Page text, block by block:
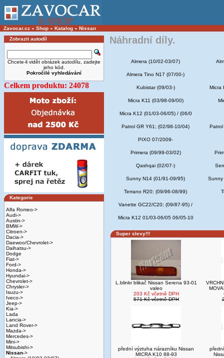
Zavocar.cz » Shop » Katalog » Nissan
Zobrazit autodíl
Chcete-li vidět obrázek autodílu, zadejte
jeho kód.
Pokročilé vyhledávání
Celkem produktu: 24078
Kategorie
Alfa Romeo->
Audi->
Austin->
BMW->
Citroen->
Dacia->
Daewoo/Chevrolet->
Daihatsu->
Dodge
Fiat->
Ford->
Honda->
Hyundai->
Chevrolet->
Chrysler->
Isuzu->
Iveco->
Jeep->
Kia->
Lada
Lancia->
Land Rover->
Mazda->
Mercedes->
Mini->
Mitsubishi->
Nissan->
Náhradní díly.
Almera (10/02-03/07)
Almera Tino N17 (07/00-)
Kubistar (09/03-) Micra
Micra K11 (03/98-09/00)
Micra K12 (01/03-06/05) / (06/0
Patrol GR Y61; (02/98-10/04)
PIXO 07/2009-
Primera (09/99-03/02)
Qashqai (02/07-)
Sunny N14 (01/91-09/95) Sunny
Terrano R20; (09/96-08/99)
Vanette GC22/C20; (09/87-95) /
Micra K12 01/03-06/05 06/05-10
Super slevy!!!
L.blinkr blikač Nissan Serena 93-01
valeo
203 Kč včetně DPH
571 Kč včetně DPH
přední výztuha nárazníku Nissan
MICRA K10 88-93